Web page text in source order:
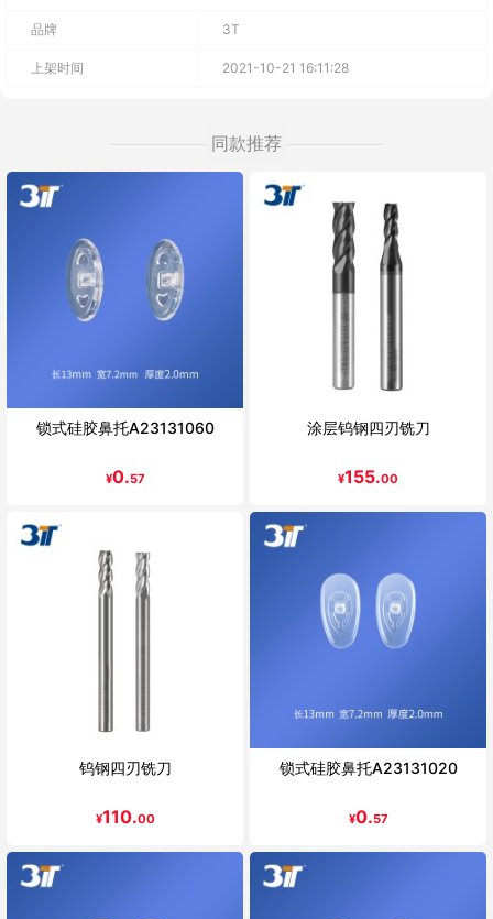
品牌 3T
上架时间 2021-10-21 16:11:28
同款推荐
锁式硅胶鼻托A23131060
¥0.57
涂层钨钢四刃铣刀
¥155.00
钨钢四刃铣刀
¥110.00
锁式硅胶鼻托A23131020
¥0.57